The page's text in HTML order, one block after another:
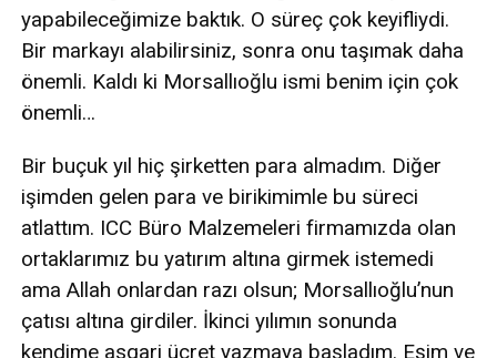
yapabileceğimize baktık. O süreç çok keyifliydi.
Bir markayı alabilirsiniz, sonra onu taşımak daha
önemli. Kaldı ki Morsallıoğlu ismi benim için çok
önemli…
Bir buçuk yıl hiç şirketten para almadım. Diğer
işimden gelen para ve birikimimle bu süreci
atlattım. ICC Büro Malzemeleri firmamızda olan
ortaklarımız bu yatırım altına girmek istemedi
ama Allah onlardan razı olsun; Morsallıoğlu’nun
çatısı altına girdiler. İkinci yılımın sonunda
kendime asgari ücret yazmaya başladım. Eşim ve